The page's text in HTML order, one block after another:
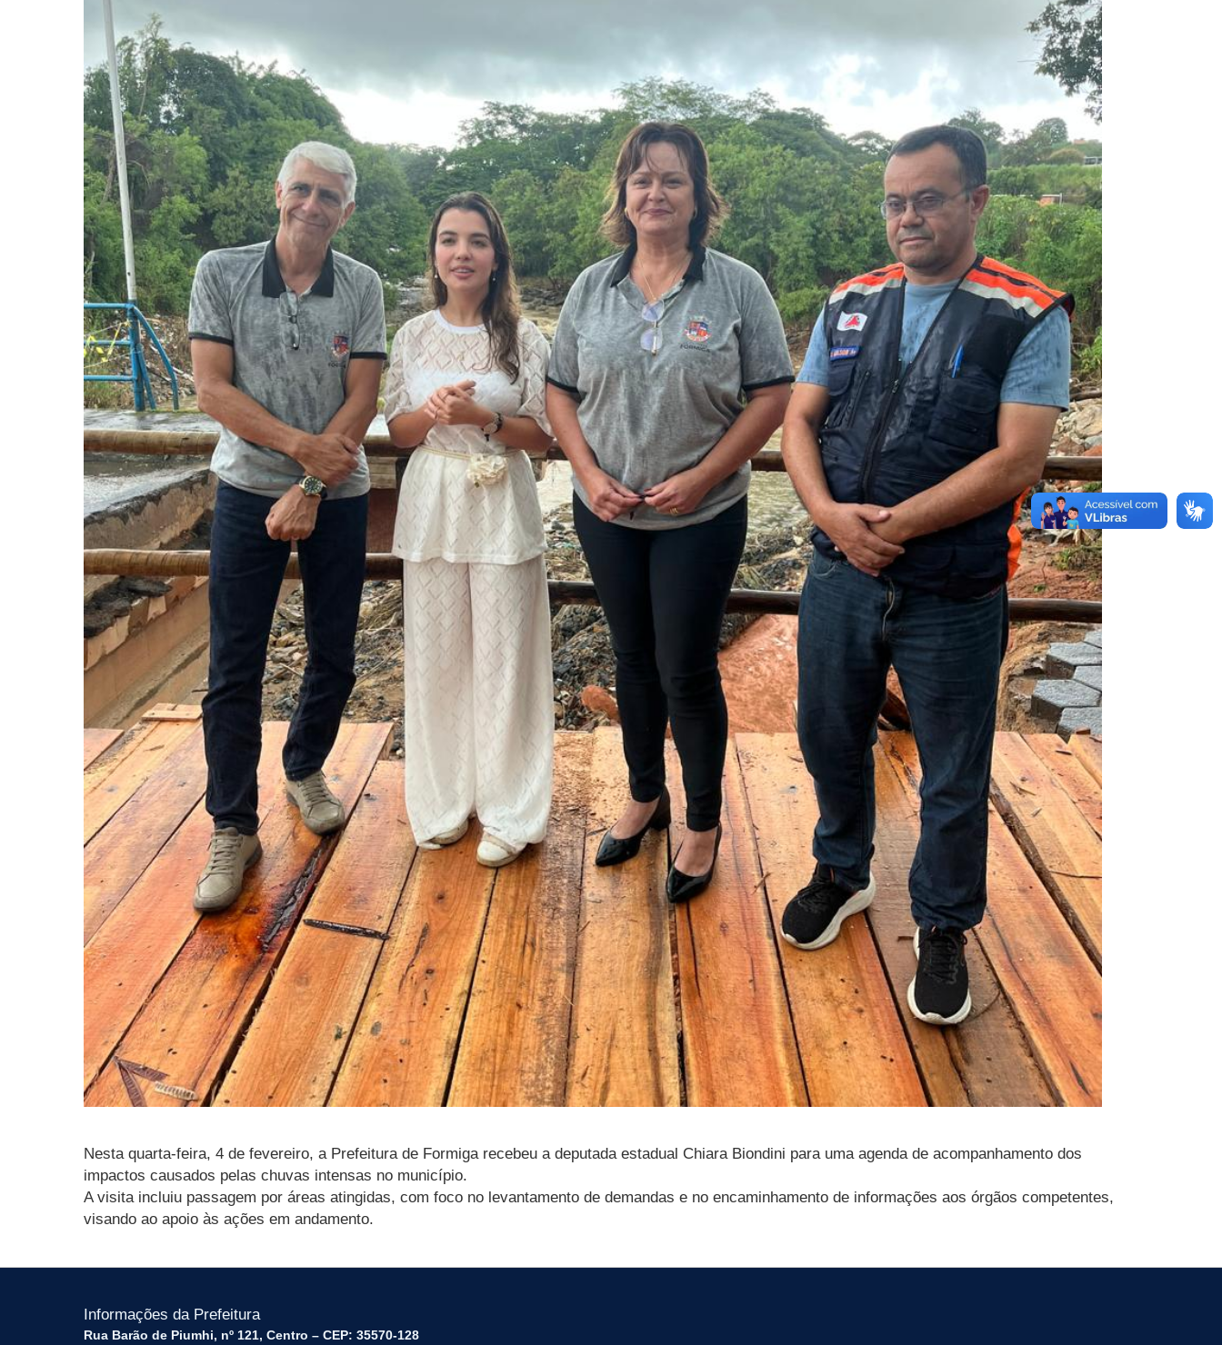
Nesta quarta-feira, 4 de fevereiro, a Prefeitura de Formiga recebeu a deputada estadual Chiara Biondini para uma agenda de acompanhamento dos
impactos causados pelas chuvas intensas no município.
A visita incluiu passagem por áreas atingidas, com foco no levantamento de demandas e no encaminhamento de informações aos órgãos competentes,
visando ao apoio às ações em andamento.
Informações da Prefeitura
Rua Barão de Piumhi, nº 121, Centro – CEP: 35570-128